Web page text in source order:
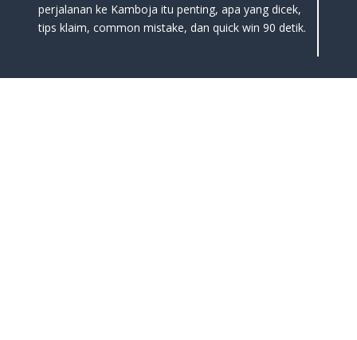
perjalanan ke Kamboja itu penting, apa yang dicek,
tips klaim, common mistake, dan quick win 90 detik.